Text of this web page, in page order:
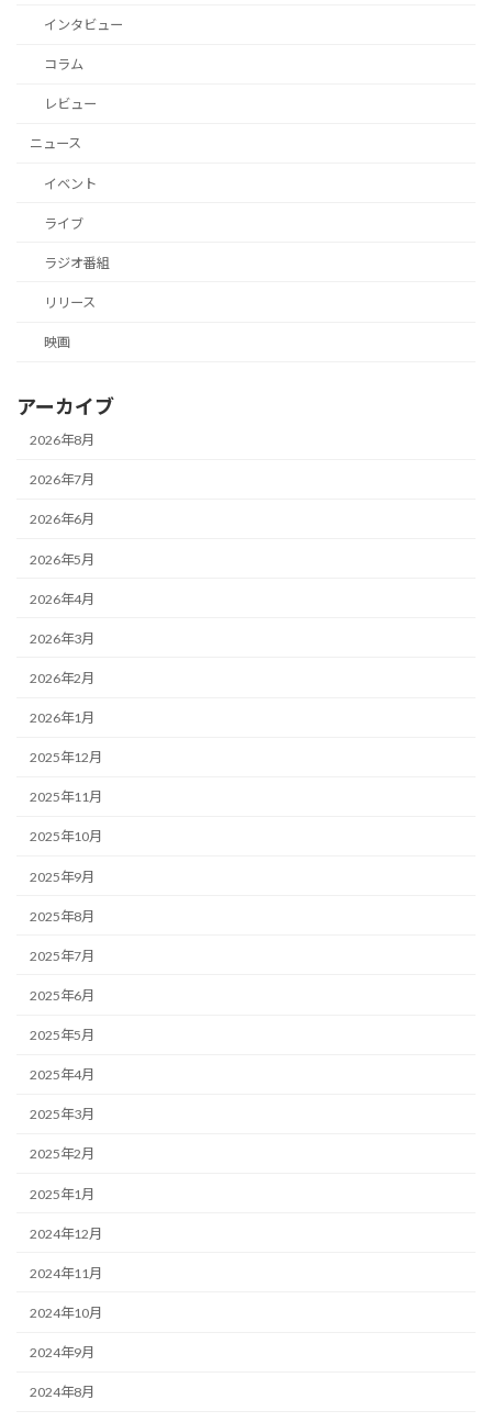
インタビュー
コラム
レビュー
ニュース
イベント
ライブ
ラジオ番組
リリース
映画
アーカイブ
2026年8月
2026年7月
2026年6月
2026年5月
2026年4月
2026年3月
2026年2月
2026年1月
2025年12月
2025年11月
2025年10月
2025年9月
2025年8月
2025年7月
2025年6月
2025年5月
2025年4月
2025年3月
2025年2月
2025年1月
2024年12月
2024年11月
2024年10月
2024年9月
2024年8月